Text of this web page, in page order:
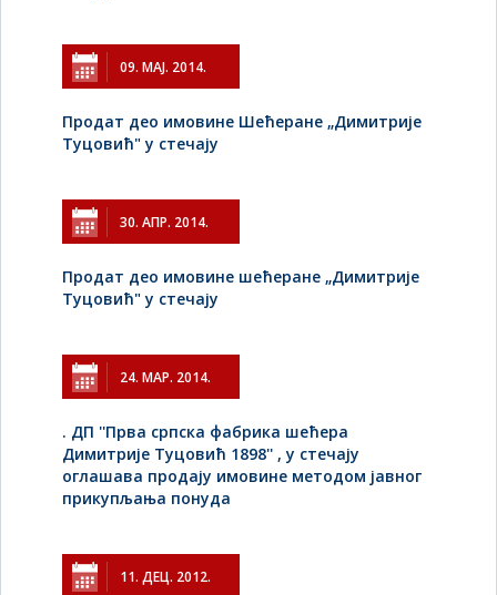
09. МАЈ. 2014.
Продат део имовине Шећеране „Димитрије
Туцовић" у стечају
30. АПР. 2014.
Продат део имовине шећеране „Димитрије
Туцовић" у стечају
24. МАР. 2014.
. ДП ''Прва српска фабрика шећера
Димитрије Туцовић 1898'' , у стечају
оглашава продају имовине методом јавног
прикупљања понуда
11. ДЕЦ. 2012.